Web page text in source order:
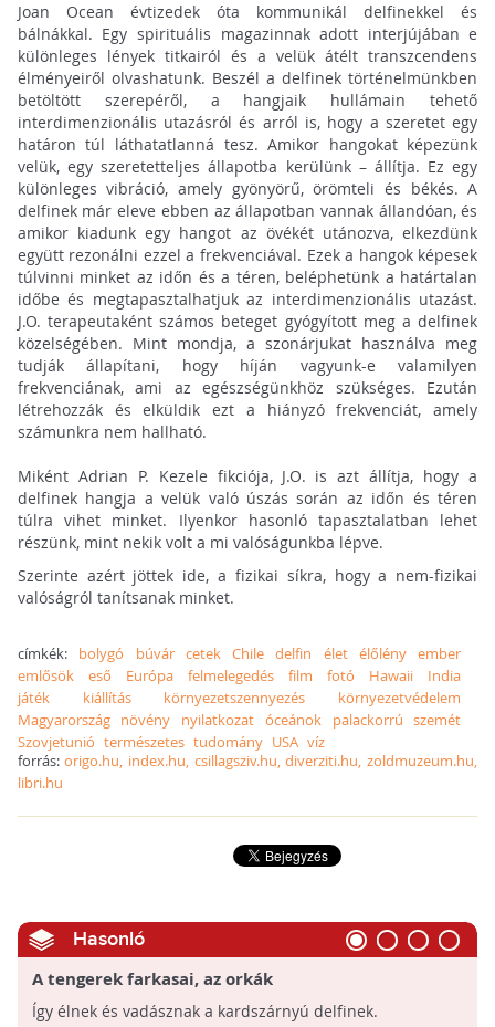
Joan Ocean évtizedek óta kommunikál delfinekkel és
bálnákkal. Egy spirituális magazinnak adott interjújában e
különleges lények titkairól és a velük átélt transzcendens
élményeiről olvashatunk. Beszél a delfinek történelmünkben
betöltött szerepéről, a hangjaik hullámain tehető
interdimenzionális utazásról és arról is, hogy a szeretet egy
határon túl láthatatlanná tesz. Amikor hangokat képezünk
velük, egy szeretetteljes állapotba kerülünk – állítja. Ez egy
különleges vibráció, amely gyönyörű, örömteli és békés. A
delfinek már eleve ebben az állapotban vannak állandóan, és
amikor kiadunk egy hangot az övékét utánozva, elkezdünk
együtt rezonálni ezzel a frekvenciával. Ezek a hangok képesek
túlvinni minket az időn és a téren, beléphetünk a határtalan
időbe és megtapasztalhatjuk az interdimenzionális utazást.
J.O. terapeutaként számos beteget gyógyított meg a delfinek
közelségében. Mint mondja, a szonárjukat használva meg
tudják állapítani, hogy híján vagyunk-e valamilyen
frekvenciának, ami az egészségünkhöz szükséges. Ezután
létrehozzák és elküldik ezt a hiányzó frekvenciát, amely
számunkra nem hallható.
Miként Adrian P. Kezele fikciója, J.O. is azt állítja, hogy a
delfinek hangja a velük való úszás során az időn és téren
túlra vihet minket. Ilyenkor hasonló tapasztalatban lehet
részünk, mint nekik volt a mi valóságunkba lépve.
Szerinte azért jöttek ide, a fizikai síkra, hogy a nem-fizikai
valóságról tanítsanak minket.
címkék: bolygó búvár cetek Chile delfin élet élőlény ember
emlősök
eső Európa felmelegedés film fotó Hawaii
India
játék
kiállítás környezetszennyezés
környezetvédelem
Magyarország növény nyilatkozat óceánok palackorrú szemét
Szovjetunió természetes tudomány USA víz
forrás:origo.hu, index.hu, csillagsziv.hu, diverziti.hu, zoldmuzeum.hu,
libri.hu
Hasonló
A tengerek farkasai, az orkák
Így élnek és vadásznak a kardszárnyú delfinek.